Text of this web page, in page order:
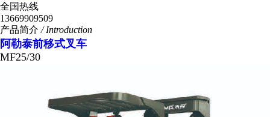
全国热线
13669909509
产品简介 / Introduction
阿勒泰前移式叉车
MF25/30